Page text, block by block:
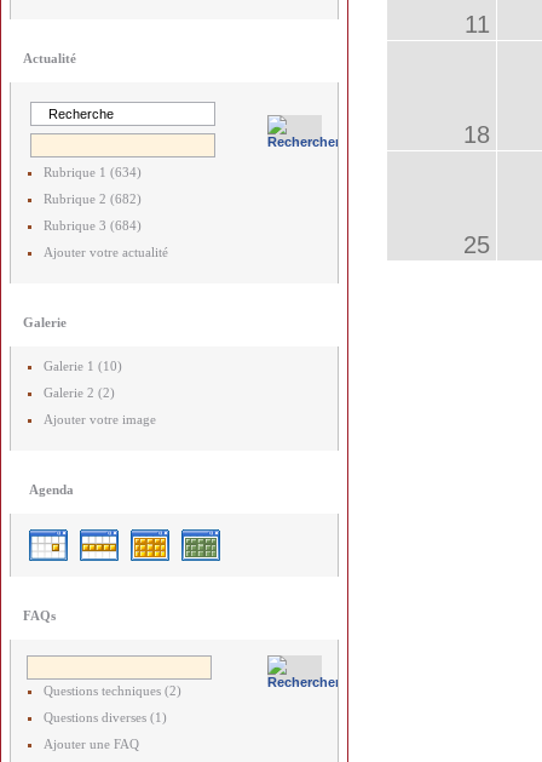
Actualité
Rubrique 1 (634)
Rubrique 2 (682)
Rubrique 3 (684)
Ajouter votre actualité
Galerie
Galerie 1 (10)
Galerie 2 (2)
Ajouter votre image
Agenda
FAQs
Questions techniques (2)
Questions diverses (1)
Ajouter une FAQ
11
18
25